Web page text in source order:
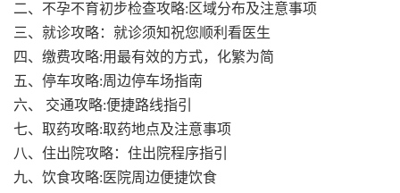
二、不孕不育初步检查攻略:区域分布及注意事项
三、就诊攻略：就诊须知祝您顺利看医生
四、缴费攻略:用最有效的方式，化繁为简
五、停车攻略:周边停车场指南
六、 交通攻略:便捷路线指引
七、取药攻略:取药地点及注意事项
八、住出院攻略：住出院程序指引
九、饮食攻略:医院周边便捷饮食